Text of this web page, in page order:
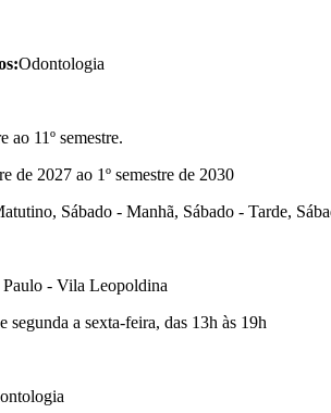
Odontologia
ao 11º semestre.
de 2027 ao 1º semestre de 2030
Sábado - Manhã, Sábado - Tarde,
Paulo - Vila Leopoldina
segunda a sexta-feira, das 13h às 19h